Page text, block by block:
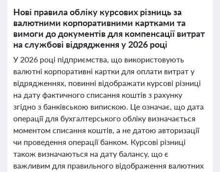
Нові правила обліку курсових різниць за
валютними корпоративними картками та
вимоги до документів для компенсації витрат
на службові відрядження у 2026 році
У 2026 році підприємства, що використовують
валютні корпоративні картки для оплати витрат у
відрядженнях, повинні відображати курсові різниці
на дату фактичного списання коштів з рахунку
згідно з банківською випискою. Це означає, що дата
операції для бухгалтерського обліку визначається
моментом списання коштів, а не датою авторизації
чи проведення операції банком. Курсові різниці
також визначаються на дату балансу, що є
важливим для правильного відображення валютних